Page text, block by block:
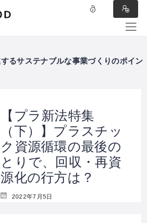
【プラ新法特集
（下）】プラスチッ
ク資源循環の最後の
とりで、回収・再資
源化の行方は？
2022年7月5日